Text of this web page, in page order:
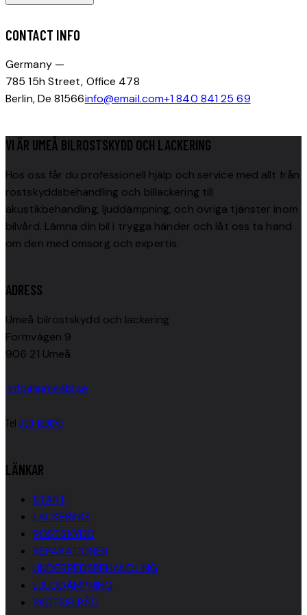
CONTACT INFO
Germany —
785 15h Street, Office 478
Berlin, De 81566info@email.com+1 840 841 25 69
VI ÄR UMEÅ BILROSTSKYDD OCH LACKERING
Hos oss får du professionell hjälp och service med allt från
rostskyddsbehandling och billackering till
akustikbehandling, ljuddämpning, och övriga tjänster inom
bilvård. Lämna din bil i trygga händer och låt oss ta hand
om den med omsorg och expertis.
ADRESS
Umeå bilrostskydd och lackering
Formvägen 9
906 21 Umeå
info@umeabl.se
Tel090-189070
LÄNKAR
START
LACKERING
ROSTSKYDD
REPARATIONER
UNDERREDSBEHANDLING
LJUDDÄMPNING
SKÖTSELRÅD